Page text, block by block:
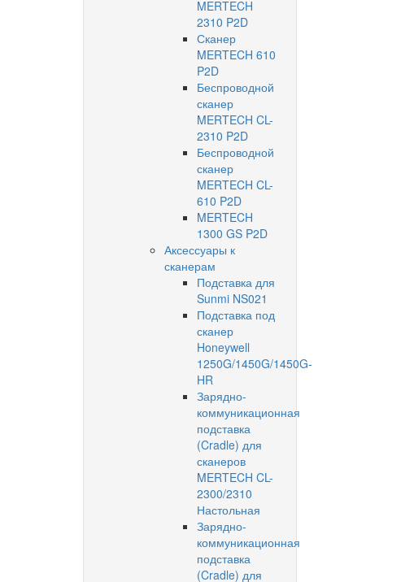
MERTECH
2310 P2D
Сканер
MERTECH 610
P2D
Беспроводной
сканер
MERTECH CL-
2310 P2D
Беспроводной
сканер
MERTECH CL-
610 P2D
MERTECH
1300 GS P2D
Аксессуары к
сканерам
Подставка для
Sunmi NS021
Подставка под
сканер
Honeywell
1250G/1450G/1450G-
HR
Зарядно-
коммуникационная
подставка
(Cradle) для
сканеров
MERTECH CL-
2300/2310
Настольная
Зарядно-
коммуникационная
подставка
(Cradle) для